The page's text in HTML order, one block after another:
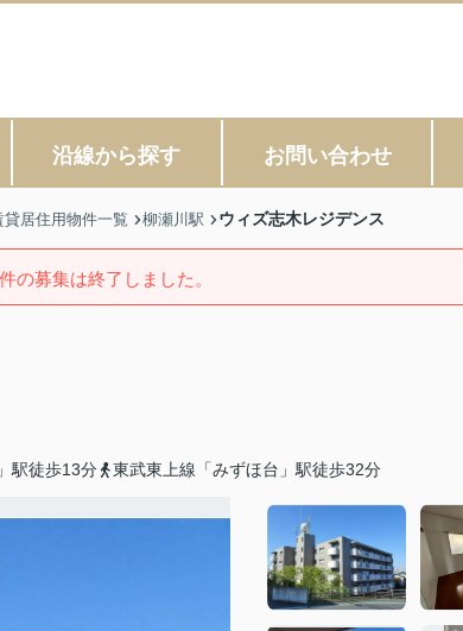
沿線から探す お問い合わせ
居住用物件一覧 柳瀬川駅 ウィズ志木レジデンス
の募集は終了しました。
駅徒歩13分 東武東上線「みずほ台」駅徒歩32分